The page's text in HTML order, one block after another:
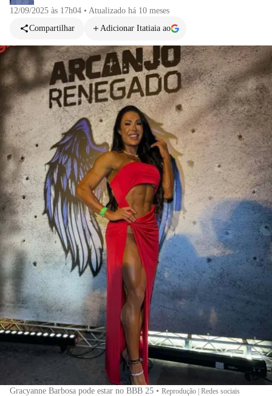
12/09/2025 às 17h04 • Atualizado há 10 meses
Compartilhar
Adicionar Itatiaia ao
Gracyanne Barbosa pode estar no BBB 25 • Reprodução | Redes sociais